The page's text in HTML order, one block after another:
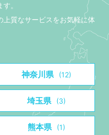
。
上質なサービスをお気軽に体
神奈川県 (12)
埼玉県 (3)
熊本県 (1)